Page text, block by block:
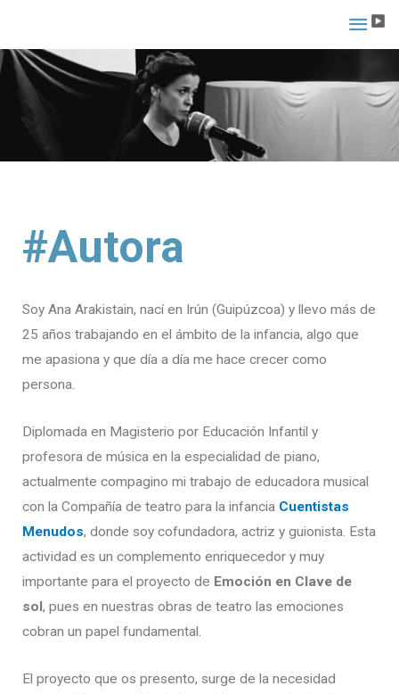
contenido
#Autora
Soy Ana Arakistain, nací en Irún (Guipúzcoa) y llevo más de
25 años trabajando en el ámbito de la infancia, algo que
me apasiona y que día a día me hace crecer como
persona.
Diplomada en Magisterio por Educación Infantil y
profesora de música en la especialidad de piano,
actualmente compagino mi trabajo de educadora musical
con la Compañía de teatro para la infancia Cuentistas
Menudos, donde soy cofundadora, actriz y guionista. Esta
actividad es un complemento enriquecedor y muy
importante para el proyecto de Emoción en Clave de
sol, pues en nuestras obras de teatro las emociones
cobran un papel fundamental.
El proyecto que os presento, surge de la necesidad